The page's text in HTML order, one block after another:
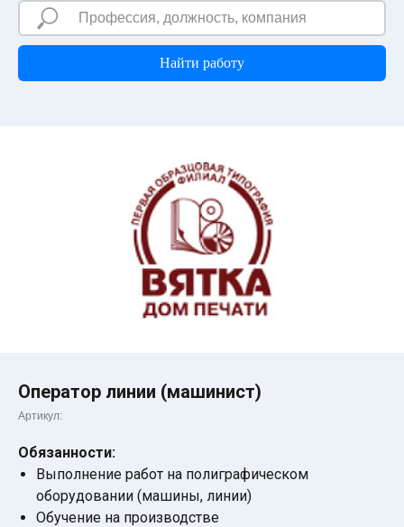
Найти работу
Оператор линии (машинист)
Артикул:
Обязанности:
Выполнение работ на полиграфическом
оборудовании (машины, линии)
Обучение на производстве